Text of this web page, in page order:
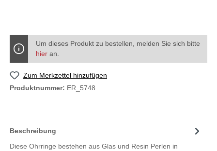
Um dieses Produkt zu bestellen, melden Sie sich bitte
hier an.
Zum Merkzettel hinzufügen
Produktnummer: ER_5748
Beschreibung
Diese Ohrringe bestehen aus Glas und Resin Perlen in